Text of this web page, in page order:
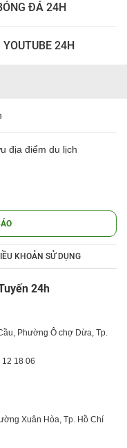
ĐÁ 24H
YOUTUBE 24H
địa điểm du lịch
KHOẢN SỬ DỤNG
24h
Phường Ô chợ Dừa, Tp.
12 18 06
Xuân Hòa, Tp. Hồ Chí